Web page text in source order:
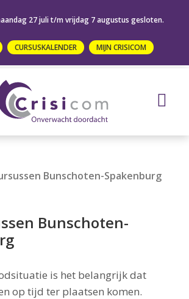
27 juli t/m vrijdag 7 augustus gesloten.
CURSUSKALENDER MIJN CRISICOM
Bunschoten-Spakenburg
Bunschoten-
is het belangrijk dat
op tijd ter plaatsen komen.